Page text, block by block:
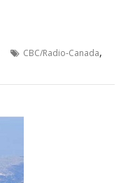
CBC/Radio‑Canada,